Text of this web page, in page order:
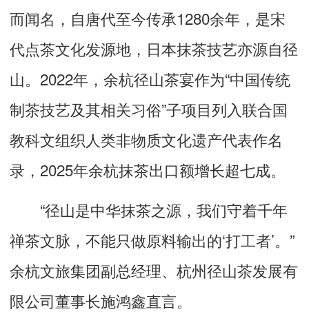
而闻名，自唐代至今传承1280余年，是宋
代点茶文化发源地，日本抹茶技艺亦源自径
山。2022年，余杭径山茶宴作为“中国传统
制茶技艺及其相关习俗”子项目列入联合国
教科文组织人类非物质文化遗产代表作名
录，2025年余杭抹茶出口额增长超七成。
“径山是中华抹茶之源，我们守着千年
禅茶文脉，不能只做原料输出的‘打工者’。”
余杭文旅集团副总经理、杭州径山茶发展有
限公司董事长施鸿鑫直言。